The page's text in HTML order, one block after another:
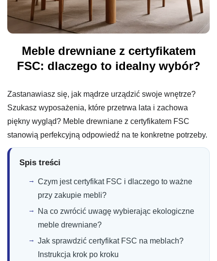
Meble drewniane z certyfikatem
FSC: dlaczego to idealny wybór?
Zastanawiasz się, jak mądrze urządzić swoje wnętrze?
Szukasz wyposażenia, które przetrwa lata i zachowa
piękny wygląd? Meble drewniane z certyfikatem FSC
stanowią perfekcyjną odpowiedź na te konkretne potrzeby.
Spis treści
Czym jest certyfikat FSC i dlaczego to ważne
przy zakupie mebli?
Na co zwrócić uwagę wybierając ekologiczne
meble drewniane?
Jak sprawdzić certyfikat FSC na meblach?
Instrukcja krok po kroku